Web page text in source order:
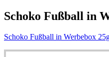
Schoko Fußball in
Schoko Fußball in Werbebox